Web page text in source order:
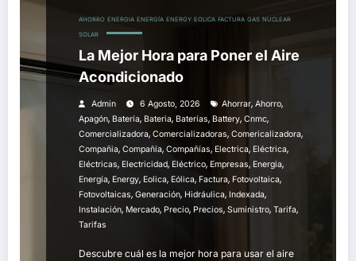
AHORRO ENERGIA ENERGÍA ENERGY EOLICA FACTURA GAS NUCLEAR
SOLAR
La Mejor Hora para Poner el Aire
Acondicionado
Admin 6 Agosto, 2026 Ahorrar, Ahorro,
Apagón, Batería, Bateria, Baterías, Battery, Cnmc,
Comercializadora, Comercializadoras, Comericalizadora,
Compañia, Compañía, Compañías, Electrica, Eléctrica,
Eléctricas, Electricidad, Eléctrico, Empresas, Energia,
Energía, Energy, Eolica, Eólica, Factura, Fotovoltaica,
Fotovoltaicas, Generación, Hidráulica, Indexada,
Instalación, Mercado, Precio, Precios, Suministro, Tarifa,
Tarifas
Descubre cuál es la mejor hora para usar el aire